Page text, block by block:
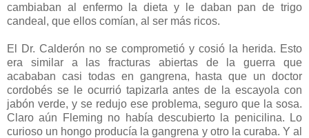
cambiaban al enfermo la dieta y le daban pan de trigo
candeal, que ellos comían, al ser más ricos.
El Dr. Calderón no se comprometió y cosió la herida. Esto
era similar a las fracturas abiertas de la guerra que
acababan casi todas en gangrena, hasta que un doctor
cordobés se le ocurrió tapizarla antes de la escayola con
jabón verde, y se redujo ese problema, seguro que la sosa.
Claro aún Fleming no había descubierto la penicilina. Lo
curioso un hongo producía la gangrena y otro la curaba. Y al